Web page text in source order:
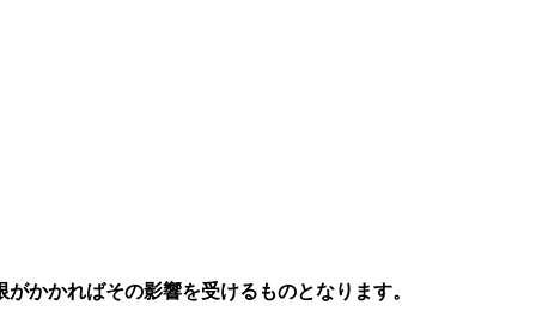
がかかればその影響を受けるものとなります。